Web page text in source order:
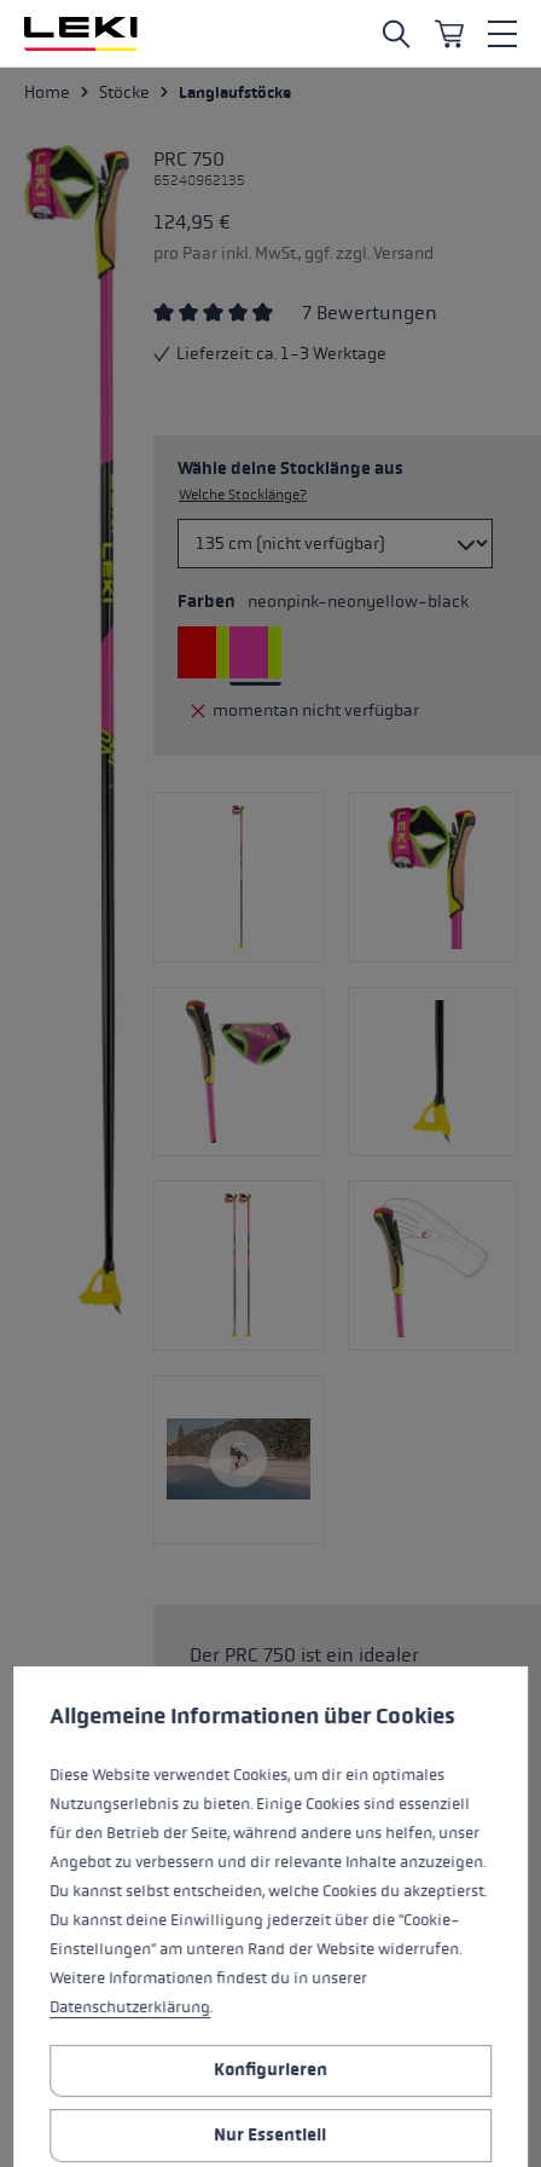
Zum Hauptinhalt springen
Home Stöcke Langlaufstöcke
PRC 750
65240962135
124,95 €
pro Paar inkl. MwSt., ggf. zzgl. Versand
7 Bewertungen
Lieferzeit: ca. 1-3 Werktage
Wähle deine Stocklänge aus
Welche Stocklänge?
Farben neonpink-neonyellow-black
momentan nicht verfügbar
Der PRC 750 ist ein idealer
überzeugt mit dem neuen
für die nordischen Disziplinen
entwickeltes Griff-Schlaufen-
System. Der Nordic Shark
garantiert dir die beste
Verbindung zwischen Hand und
Stock und dadurch exakte
Führung, Kontrolle und
Kraftübertragung. Mithilfe des
Shark-Loops lässt es sich in
einklicken und mithilfe des
Quick Release Buttons noch
zuvor. Die angepasste Speed
Cookie-Voreinstellungen
Allgemeine Informationen über Cookies
Diese Website verwendet Cookies, um dir ein optimales
Nutzungserlebnis zu bieten. Einige Cookies sind essenziell
für den Betrieb der Seite, während andere uns helfen, unser
Angebot zu verbessern und dir relevante Inhalte anzuzeigen.
Du kannst selbst entscheiden, welche Cookies du akzeptierst.
Du kannst deine Einwilligung jederzeit über die "Cookie-
Einstellungen" am unteren Rand der Website widerrufen.
Weitere Informationen findest du in unserer
Datenschutzerklärung.
Konfigurieren
Nur Essentiell